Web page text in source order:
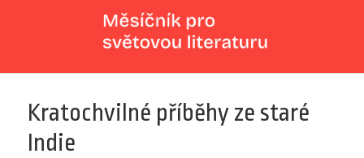
Kratochvilné příběhy ze staré
Indie